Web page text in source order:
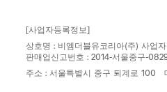
[사업자등록정보]
상호명 : 비엠더블유코리아(주) 사업
판매업신고번호 : 2014-서울중구-
주소 : 서울특별시 중구 퇴계로